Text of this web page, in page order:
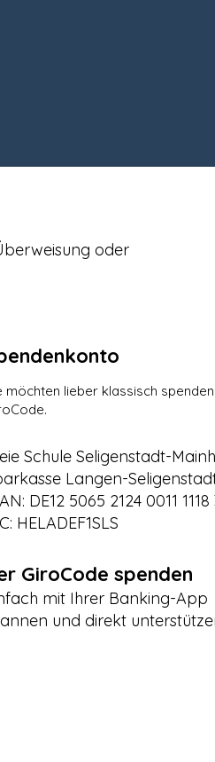
oder
möchten lieber klassisch
Schule Seligenstadt-
Langen-
DE12 5065 2124 0011 1118
HELADEF1SLS
GiroCode spenden
mit Ihrer Banking-App
und direkt